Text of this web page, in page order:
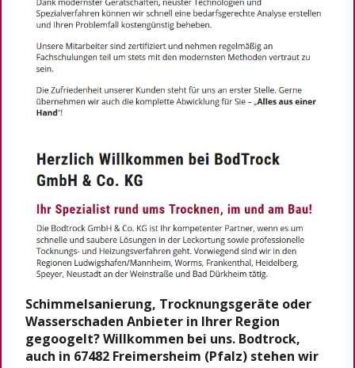
Schimmelsanierung, Trocknungsgeräte oder
Wasserschaden Anbieter in Ihrer Region
gegoogelt? Willkommen bei uns. Bodtrock,
auch in 67482 Freimersheim (Pfalz) stehen wir